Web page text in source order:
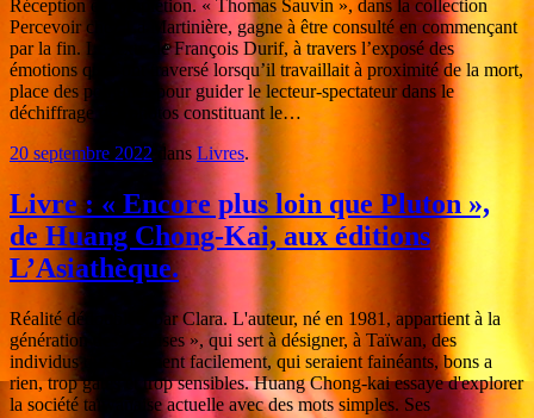
Réception et complétion. « Thomas Sauvin », dans la collection
Percevoir chez La Martinière, gagne à être consulté en commençant
par la fin. Le texte de François Durif, à travers l’exposé des
émotions qui l’ont traversé lorsqu’il travaillait à proximité de la mort,
place des pointillés pour guider le lecteur-spectateur dans le
déchiffrage des photos constituant le…
20 septembre 2022 dans Livres.
Livre : « Encore plus loin que Pluton »,
de Huang Chong-Kai, aux éditions
L’Asiathèque.
Réalité dédoublée, par Clara. L'auteur, né en 1981, appartient à la
génération des « fraises », qui sert à désigner, à Taïwan, des
individus qui s’abîment facilement, qui seraient fainéants, bons a
rien, trop gâtés et trop sensibles. Huang Chong-kai essaye d'explorer
la société taïwanaise actuelle avec des mots simples. Ses